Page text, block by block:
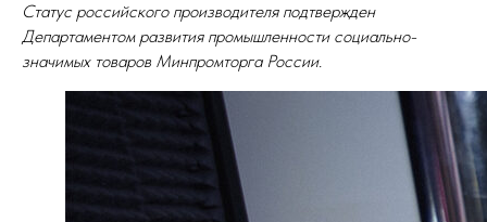
Статус российского производителя подтвержден
Департаментом развития промышленности социально-
значимых товаров Минпромторга России.